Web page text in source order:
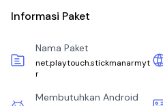
Informasi Paket
Nama Paket
net.playtouch.stickmanarmyt
r
Membutuhkan Android